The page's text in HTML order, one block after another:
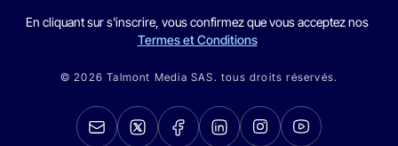
En cliquant sur s'inscrire, vous confirmez que vous acceptez nos
Termes et Conditions
© 2026 Talmont Media SAS. tous droits réservés.